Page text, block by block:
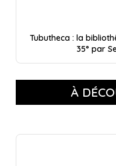
Tubutheca : la
35° par
À